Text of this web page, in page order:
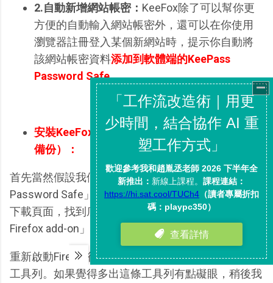
2.自動新增網站帳密： KeeFox除了可以幫你更
方便的自動輸入網站帳密外，還可以在你使用
瀏覽器註冊登入某個新網站時，提示你自動將
該網站帳密資料添加到軟體端的KeePass
Password Safe。
安裝KeeFox（目前仍為測試版，試用前請做好
備份）：
首先當然假設我們已經有在使用「KeePass
Password Safe」，這時候用Firefox來到「KeeFox」
下載頁面，找到底下敘述裡的「install the KeeFox
Firefox add-on」連結，點擊安裝即可。
重新啟動Firefox後，你就可以看到多出一條KeeFox
工具列。如果覺得多出這條工具列有點礙眼，稍後我